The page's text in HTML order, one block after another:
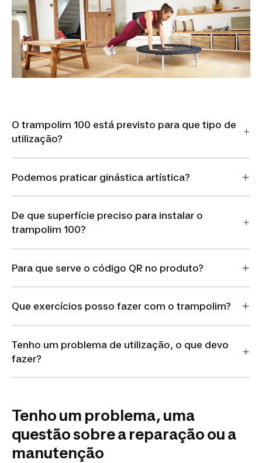
O trampolim 100 está previsto para que tipo de
utilização?
Podemos praticar ginástica artística?
De que superfície preciso para instalar o
trampolim 100?
Para que serve o código QR no produto?
Que exercícios posso fazer com o trampolim?
Tenho um problema de utilização, o que devo
fazer?
Tenho um problema, uma
questão sobre a reparação ou a
manutenção